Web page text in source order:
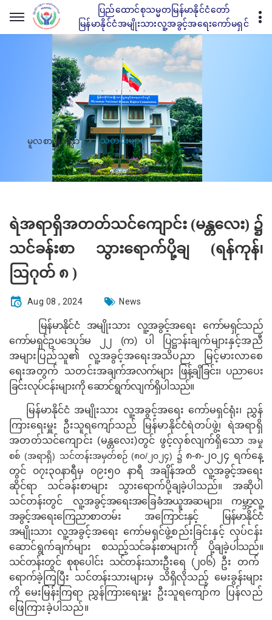
ပြည်ထောင်စုသမ္မတမြန်မာနိုင်ငံတော်
မြန်မာနိုင်ငံအမျိုးသားလူ့အခွင့်အရေးကော်မရှင်
မူလစာမျက်နှာ သတင်းများ
ရဲအရာရှိအတတ်သင်ကျောင်း (မန္တလေး) ၌
သင်ခန်းစာ သွားရောက်ပို့ချ (ရန်ကုန်၊
ဩဂုတ် ၈ )
Aug 08 , 2024 News
မြန်မာနိုင်ငံ အမျိုးသား လူ့အခွင့်အရေး ကော်မရှင်သည်
ကော်မရှင်ဥပဒေပုဒ်မ ၂၂ (က) ပါ ပြဋ္ဌာန်းချက်များနှင့်အညီ
အများပြည်သူ၏ လူ့အခွင့်အရေးအသိပညာ မြင့်မားလာစေ
ရေးအတွက် သတင်းအချက်အလက်များ ဖြန့်ချိခြင်း၊ ပညာပေး
ခြင်းလုပ်ငန်းများကို ဆောင်ရွက်လျက်ရှိပါသည်။
မြန်မာနိုင်ငံ အမျိုးသား လူ့အခွင့်အရေး ကော်မရှင်ရုံး၊ ညွှန်
ကြားရေးမှူး
ဦးသူရကျော်သည်
မြန်မာနိုင်ငံရဲတပ်ဖွဲ့၊ ရဲအရာရှိ
အတတ်သင်ကျောင်း
(မန္တလေး)တွင် ဖွင့်လှစ်လျက်ရှိသော အမှု
စစ် (အရာရှိ) သင်တန်းအမှတ်စဉ် (၈၀/၂၀၂၄) ၌ ၈-၈- ၂၀၂၄ ရက်နေ့
တွင် ၀၇း၃၀နာရီမှ ၀၉း၅၀ နာရီ အချိန်အထိ လူ့အခွင့်အရေး
ဆိုင်ရာ သင်ခန်းစာများ သွားရောက်ပို့ချခဲ့ပါသည်။ အဆိုပါ
သင်တန်းတွင် လူ့အခွင့်အရေးအခြေခံအယူအဆများ၊ ကမ္ဘာ့လူ့
အခွင့်အရေးကြေညာစာတမ်း အကြောင်းနှင့် မြန်မာနိုင်ငံ
အမျိုးသား လူ့အခွင့်အရေး ကော်မရှင်ဖွဲ့စည်းခြင်းနှင့် လုပ်ငန်း
ဆောင်ရွက်ချက်များ စသည့်သင်ခန်းစာများကို ပို့ချခဲ့ပါသည်။
သင်တန်းတွင် စုစုပေါင်း သင်တန်းသားဦးရေ (၂၀၆) ဦး
တက်
ရောက်ခဲ့ကြပြီး သင်တန်းသားများမှ သိရှိလိုသည့် မေးခွန်းများ
ကို မေးမြန်းကြရာ ညွှန်ကြားရေးမှူး ဦးသူရကျော်က ပြန်လည်
ဖြေကြားခဲ့ပါသည်။